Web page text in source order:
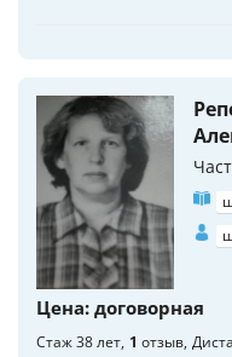
Цена: договорная
Стаж 38 лет 1 отзыв